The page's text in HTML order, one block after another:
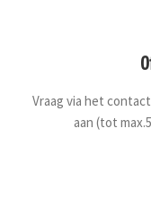
Vraag via het
aan (tot